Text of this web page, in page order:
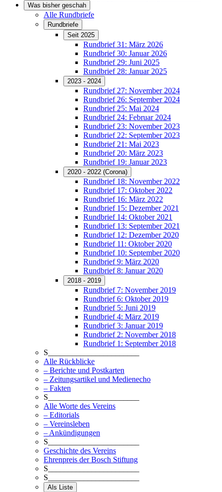
Was bisher geschah
Alle Rundbriefe
Rundbriefe
Seit 2025
Rundbrief 31: März 2026
Rundbrief 30: Januar 2026
Rundbrief 29: Juni 2025
Rundbrief 28: Januar 2025
2023 - 2024
Rundbrief 27: November 2024
Rundbrief 26: September 2024
Rundbrief 25: Mai 2024
Rundbrief 24: Februar 2024
Rundbrief 23: November 2023
Rundbrief 22: September 2023
Rundbrief 21: Mai 2023
Rundbrief 20: März 2023
Rundbrief 19: Januar 2023
2020 - 2022 (Corona)
Rundbrief 18: November 2022
Rundbrief 17: Oktober 2022
Rundbrief 16: März 2022
Rundbrief 15: Dezember 2021
Rundbrief 14: Oktober 2021
Rundbrief 13: September 2021
Rundbrief 12: Dezember 2020
Rundbrief 11: Oktober 2020
Rundbrief 10: September 2020
Rundbrief 9: März 2020
Rundbrief 8: Januar 2020
2018 - 2019
Rundbrief 7: November 2019
Rundbrief 6: Oktober 2019
Rundbrief 5: Juni 2019
Rundbrief 4: März 2019
Rundbrief 3: Januar 2019
Rundbrief 2: November 2018
Rundbrief 1: September 2018
S_______________________
Alle Rückblicke
– Berichte und Postkarten
– Zeitungsartikel und Medienecho
– Fakten
S_______________________
Alle Worte des Vereins
– Editorials
– Vereinsleben
– Ankündigungen
S_______________________
Geschichte des Vereins
Ehrenpreis der Bosch Stiftung
S_______________________
S_______________________
Als Liste